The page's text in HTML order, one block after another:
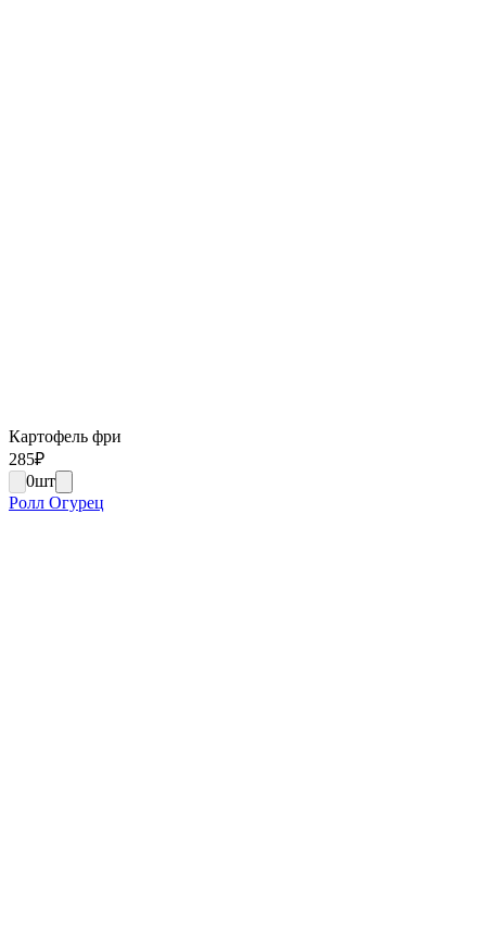
Картофель фри
285₽
0шт
Ролл Огурец